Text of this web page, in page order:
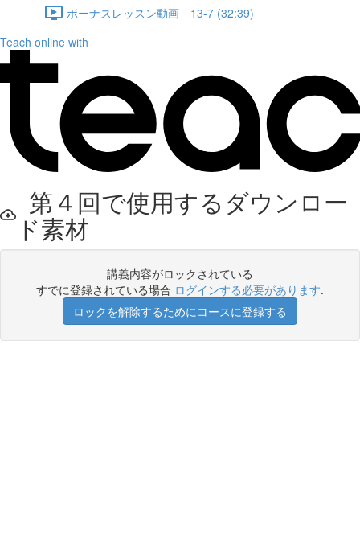
ボーナスレッスン動画 13-7 (32:39)
Teach online with
第４回で使用するダウンロー
ド素材
講義内容がロックされている
すでに登録されている場合 ログインする必要があります.
ロックを解除するためにコースに登録する